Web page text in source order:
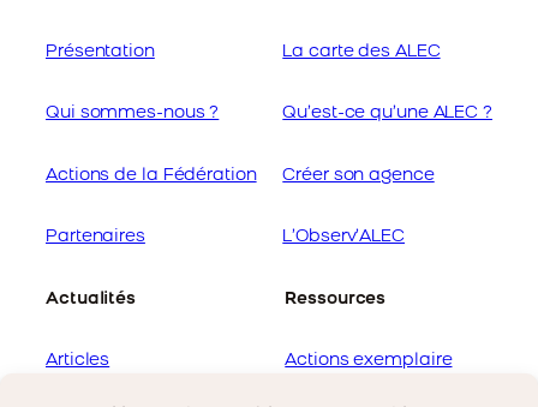
Présentation
Qui sommes-nous ?
Actions de la Fédération
Partenaires
La carte des ALEC
Qu’est-ce qu’une ALEC ?
Créer son agence
L’Observ’ALEC
Actualités
Articles
Ressources
Actions exemplaire